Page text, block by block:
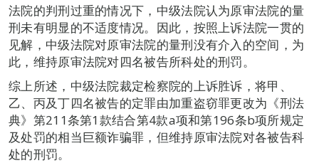
法院的判刑过重的情况下，中级法院认为原审法院的量
刑未有明显的不适度情况。因此，按照上诉法院一贯的
见解，中级法院对原审法院的量刑没有介入的空间，为
此，维持原审法院对四名被告所科处的刑罚。
综上所述，中级法院裁定检察院的上诉胜诉，将甲、
乙、丙及丁四名被告的定罪由加重盗窃罪更改为《刑法
典》第211条第1款结合第4款a项和第196条b项所规定
及处罚的相当巨额诈骗罪，但维持原审法院对各被告科
处的刑罚。